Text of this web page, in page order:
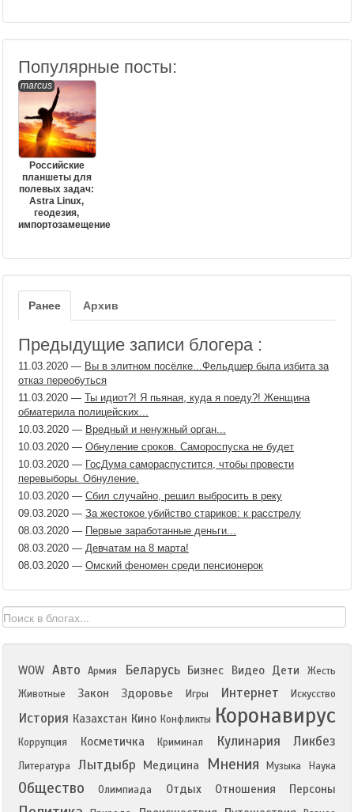
Популярные посты:
marcus
Российские
планшеты для
полевых задач:
Astra Linux,
геодезия,
импортозамещение
Ранее Архив
Предыдущие записи блогера :
11.03.2020 — Вы в элитном посёлке...Фельдшер была избита за
отказ переобуться
11.03.2020 — Ты идиот?! Я пьяная, куда я поеду?! Женщина
обматерила полицейских...
10.03.2020 — Вредный и ненужный орган...
10.03.2020 — Обнуление сроков. Самороспуска не будет
10.03.2020 — ГосДума самораспустится, чтобы провести
перевыборы. Обнуление.
10.03.2020 — Сбил случайно, решил выбросить в реку
09.03.2020 — За жестокое убийство стариков: к расстрелу
08.03.2020 — Первые заработанные деньги...
08.03.2020 — Девчатам на 8 марта!
08.03.2020 — Омский феномен среди пенсионерок
WOW Авто Армия Беларусь Бизнес Видео Дети
Жесть
Животные
Закон Здоровье Игры Интернет Искусство
История Казахстан Кино Конфликты Коронавирус
Коррупция Косметичка Криминал Кулинария Ликбез
Литература Лытдыбр Медицина Мнения Музыка Наука
Общество Олимпиада Отдых Отношения Персоны